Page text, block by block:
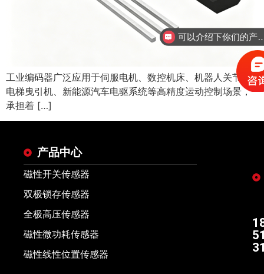
工业编码器广泛应用于伺服电机、数控机床、机器人关节、
电梯曳引机、新能源汽车电驱系统等高精度运动控制场景，
承担着 […]
产品中心
磁性开关传感器
双极锁存传感器
全极高压传感器
磁性微功耗传感器
磁性线性位置传感器
可以介绍下你